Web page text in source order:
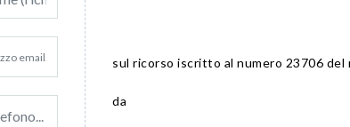
sul ricorso iscritto al numero 23706 del
da